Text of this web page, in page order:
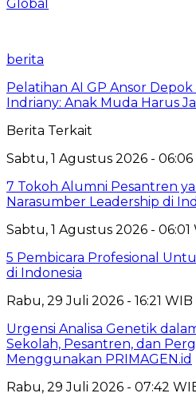
Global
berita
Pelatihan AI GP Ansor
Indriany: Anak Muda Harus
Berita Terkait
Sabtu, 1 Agustus 2026 -
7 Tokoh Alumni Pesantren
Narasumber Leadership di
Sabtu, 1 Agustus 2026 - 06:01
5 Pembicara Profesional
di Indonesia
Rabu, 29 Juli 2026 - 16:21 WIB
Urgensi Analisa Genetik
Sekolah, Pesantren, dan
Menggunakan PRIMAGEN.id
Rabu, 29 Juli 2026 - 07:42